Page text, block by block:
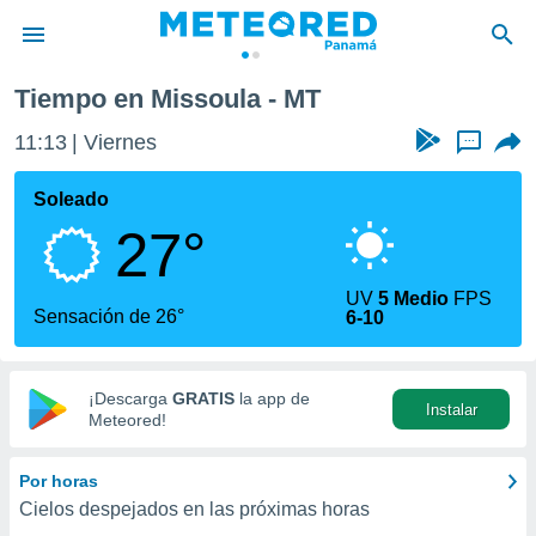
de
ha
calidad.
a este
las
y
digital
basada
Tiempo en Missoula - MT
11:13 Viernes ...
Soleado
27°
Sensación de 26°
UV5 Medio FPS
6-10
¡Descarga GRATIS la app de
Meteored!
Instalar
Por horas
Cielos despejados en las próximas horas